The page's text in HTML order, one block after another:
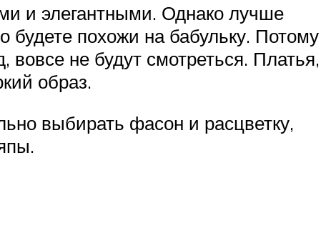
и элегантными. Однако лучше
будете похожи на бабульку. Потому
не будут смотреться. Платья,
образ.
выбирать фасон и расцветку,